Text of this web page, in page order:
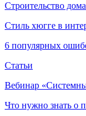
Строительство
Стиль хюгге в
6 популярных
Статьи
Вебинар
Что нужно знать о